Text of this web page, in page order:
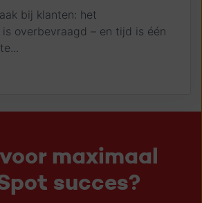
bij klanten: het
overbevraagd – en tijd is één
maximaal
succes?